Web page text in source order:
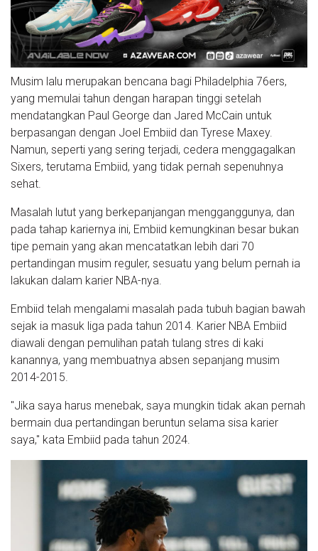
Musim lalu merupakan bencana bagi Philadelphia 76ers,
yang memulai tahun dengan harapan tinggi setelah
mendatangkan Paul George dan Jared McCain untuk
berpasangan dengan Joel Embiid dan Tyrese Maxey.
Namun, seperti yang sering terjadi, cedera menggagalkan
Sixers, terutama Embiid, yang tidak pernah sepenuhnya
sehat.
Masalah lutut yang berkepanjangan mengganggunya, dan
pada tahap kariernya ini, Embiid kemungkinan besar bukan
tipe pemain yang akan mencatatkan lebih dari 70
pertandingan musim reguler, sesuatu yang belum pernah ia
lakukan dalam karier NBA-nya.
Embiid telah mengalami masalah pada tubuh bagian bawah
sejak ia masuk liga pada tahun 2014. Karier NBA Embiid
diawali dengan pemulihan patah tulang stres di kaki
kanannya, yang membuatnya absen sepanjang musim
2014-2015.
"Jika saya harus menebak, saya mungkin tidak akan pernah
bermain dua pertandingan beruntun selama sisa karier
saya," kata Embiid pada tahun 2024.